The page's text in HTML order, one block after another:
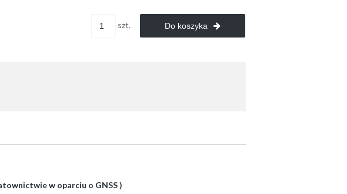
szt. Do koszyka
w oparciu o GNSS )